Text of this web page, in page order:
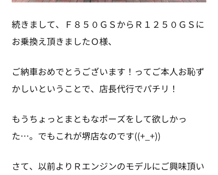
続きまして、Ｆ８５０ＧＳからＲ１２５０ＧＳに
お乗換え頂きましたＯ様、
ご納車おめでとうございます！ってご本人お恥ず
かしいということで、店長代行でパチリ！
もうちょっとまともなポーズをして欲しかっ
た…。でもこれが堺店なのです((+_+))
さて、以前よりＲエンジンのモデルにご興味頂い